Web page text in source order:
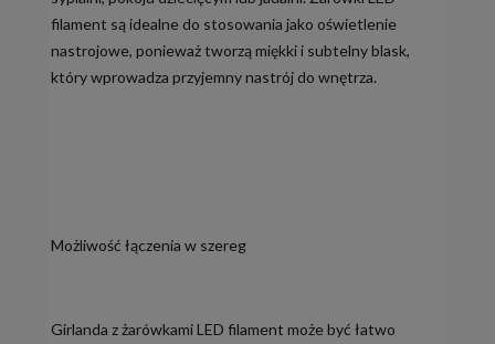
filament są idealne do stosowania jako oświetlenie
nastrojowe, ponieważ tworzą miękki i subtelny blask,
który wprowadza przyjemny nastrój do wnętrza.
Możliwość łączenia w szereg
Girlanda z żarówkami LED filament może być łatwo